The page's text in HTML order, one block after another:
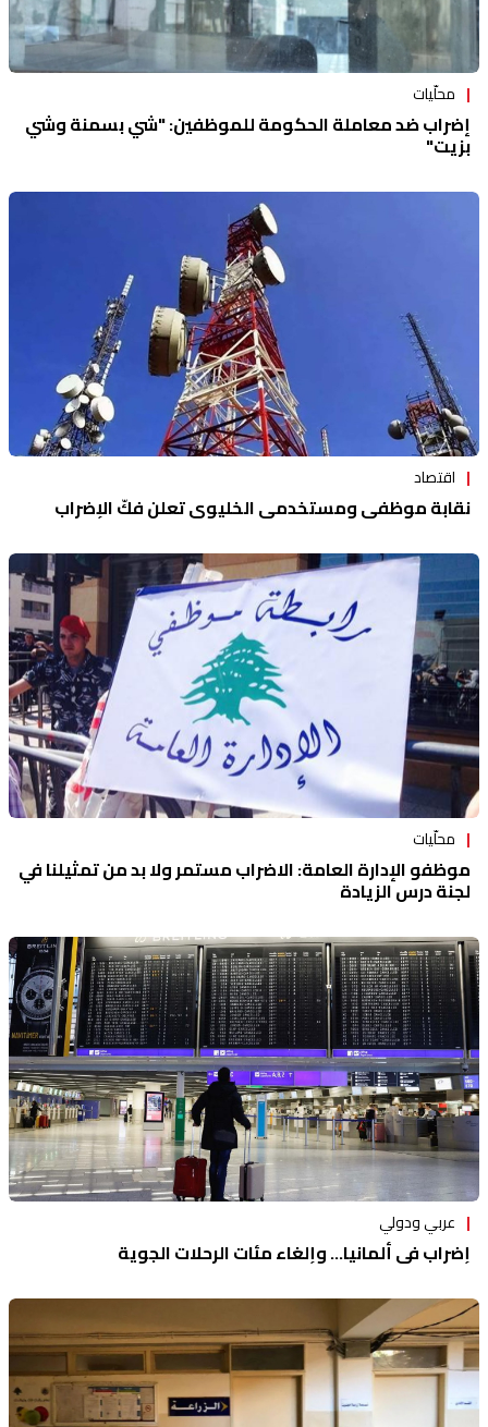
محلّيات
إضراب ضد معاملة الحكومة للموظفين: "شي بسمنة وشي
بزيت"
اقتصاد
نقابة موظفي ومستخدمي الخليوي تعلن فكّ الإضراب
محلّيات
موظفو الإدارة العامة: الاضراب مستمر ولا بد من تمثيلنا في
لجنة درس الزيادة
عربي ودولي
إضراب في ألمانيا... وإلغاء مئات الرحلات الجوية